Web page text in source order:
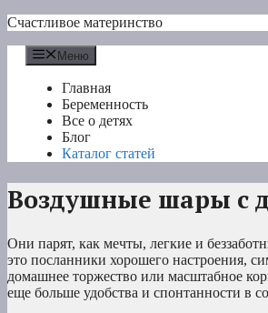
Перейти
содержимому
Счастливое материнство
Меню
Главная
Беременность
Все о детях
Блог
Каталог статей
Воздушные шары с
Они парят, как мечты, легкие и
это посланники хорошего настроения,
домашнее торжество или масштабное
еще больше удобства и спонтанности в